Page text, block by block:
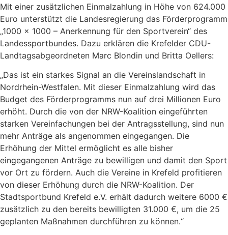
Mit einer zusätzlichen Einmalzahlung in Höhe von 624.000
Euro unterstützt die Landesregierung das Förderprogramm
„1000 x 1000 – Anerkennung für den Sportverein“ des
Landessportbundes. Dazu erklären die Krefelder CDU-
Landtagsabgeordneten Marc Blondin und Britta Oellers:
„Das ist ein starkes Signal an die Vereinslandschaft in
Nordrhein-Westfalen. Mit dieser Einmalzahlung wird das
Budget des Förderprogramms nun auf drei Millionen Euro
erhöht. Durch die von der NRW-Koalition eingeführten
starken Vereinfachungen bei der Antragsstellung, sind nun
mehr Anträge als angenommen eingegangen. Die
Erhöhung der Mittel ermöglicht es alle bisher
eingegangenen Anträge zu bewilligen und damit den Sport
vor Ort zu fördern. Auch die Vereine in Krefeld profitieren
von dieser Erhöhung durch die NRW-Koalition. Der
Stadtsportbund Krefeld e.V. erhält dadurch weitere 6000 €
zusätzlich zu den bereits bewilligten 31.000 €, um die 25
geplanten Maßnahmen durchführen zu können.“